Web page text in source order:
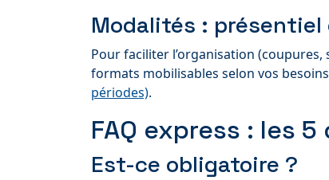
Modalités :
Pour faciliter l’organisation
formats mobilisables selon vos
périodes).
FAQ express : les
Est-ce obligatoire ?